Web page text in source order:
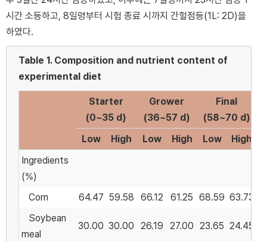
시간 소등하고, 8일령부터 시험 종료 시까지 간헐점등(1L: 2D)을
하였다.
Table 1. Composition and nutrient content of
experimental diet
Starter
(0~35 d)
Grower
(36~57 d)
Final
(58~70 d)
Low
High Low High Low
High
Ingredients
(%)
Corn
64.47 59.58 66.12 61.25 68.59 63.73
Soybean
meal
30.00 30.00 26.19 27.00 23.65 24.45